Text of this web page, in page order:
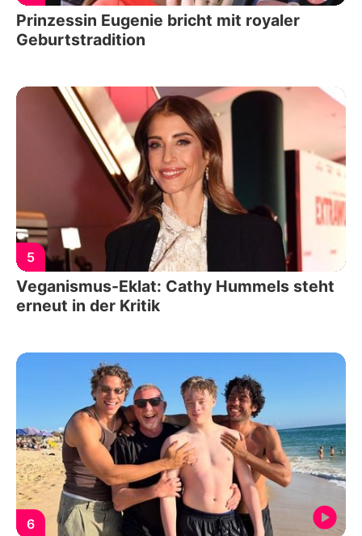
Prinzessin Eugenie bricht mit royaler
Geburtstradition
5
Veganismus-Eklat: Cathy Hummels steht
erneut in der Kritik
6